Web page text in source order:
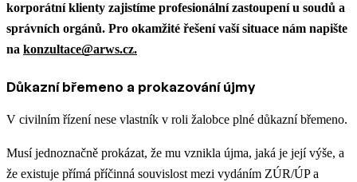
korporátní klienty zajistíme profesionální zastoupení u soudů a
správních orgánů. Pro okamžité řešení vaší situace nám napište
na konzultace@arws.cz.
Důkazní břemeno a prokazování újmy
V civilním řízení nese vlastník v roli žalobce plné důkazní břemeno.
Musí jednoznačně prokázat, že mu vznikla újma, jaká je její výše, a
že existuje přímá příčinná souvislost mezi vydáním ZÚR/ÚP a